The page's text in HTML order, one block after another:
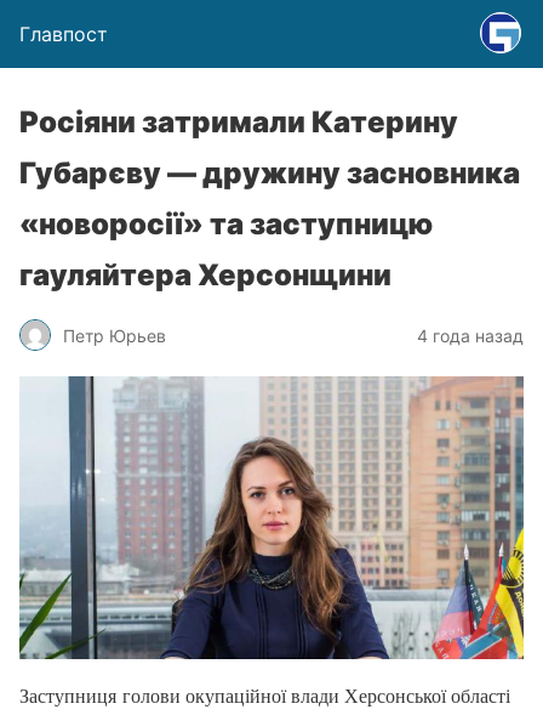
Главпост
Росіяни затримали Катерину
Губарєву — дружину засновника
«новоросії» та заступницю
гауляйтера Херсонщини
Петр Юрьев 4 года назад
Заступниця голови окупаційної влади Херсонської області